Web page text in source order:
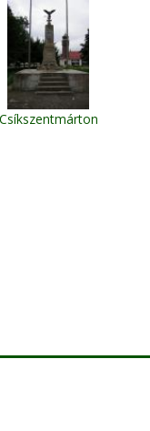
Csíkszentmárton